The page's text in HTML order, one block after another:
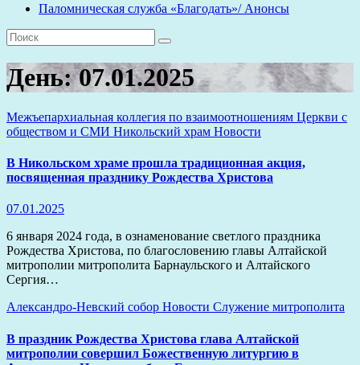
Паломническая служба «Благодать»/ Анонсы
День:07.01.2025
Межъепархиальная коллегия по взаимоотношениям Церкви с
обществом и СМИ Никольский храм Новости
В Никольском храме прошла традиционная акция,
посвященная празднику Рождества Христова
07.01.2025
6 января 2024 года, в ознаменование светлого праздника
Рождества Христова, по благословению главы Алтайской
митрополии митрополита Барнаульского и Алтайского
Сергия…
Александро-Невский собор Новости Служение митрополита
В праздник Рождества Христова глава Алтайской
митрополии совершил Божественную литургию в